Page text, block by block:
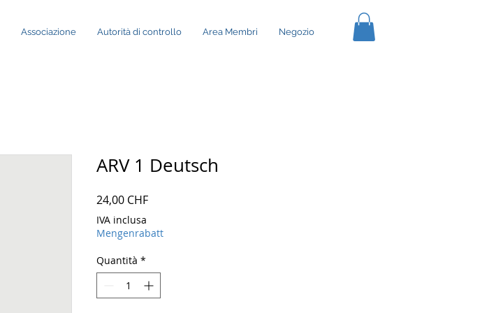
Associazione Autorità di controllo Area Membri Negozio
ARV 1 Deutsch
24,00 CHFPrezzo
IVA inclusa
Mengenrabatt
Quantità *